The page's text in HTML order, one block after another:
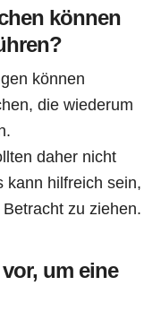
können
können
die wiederum
daher nicht
kann hilfreich sein,
zu ziehen.
um eine